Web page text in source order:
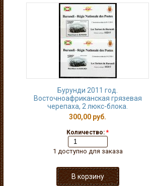
Бурунди 2011 год.
Восточноафриканская грязевая
черепаха, 2 люкс-блока.
300,00 руб.
Количество: *
1 доступно для заказа